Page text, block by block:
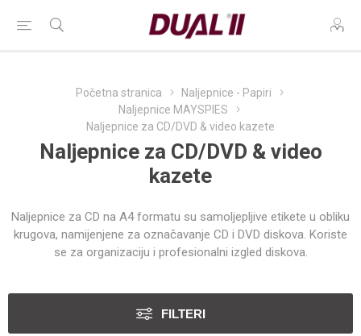
Početna stranica
Naljepnice - Papiri
Naljepnice MAYSPIES
Naljepnice za CD/DVD & video kazete
Naljepnice za CD/DVD & video
kazete
Naljepnice za CD na A4 formatu su samoljepljive etikete u obliku
krugova, namijenjene za označavanje CD i DVD diskova. Koriste
se za organizaciju i profesionalni izgled diskova.
FILTERI